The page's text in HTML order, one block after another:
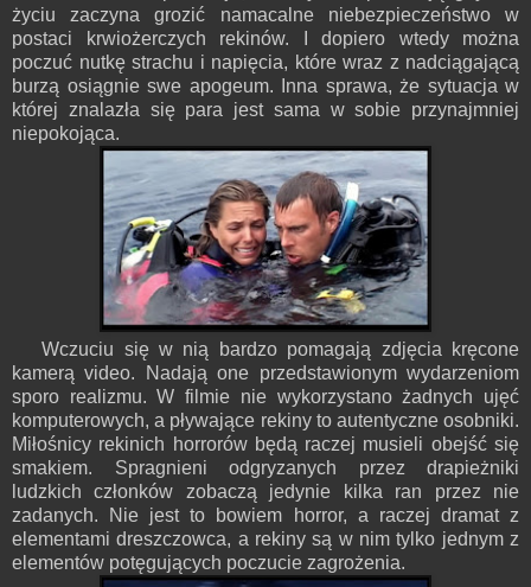
życiu zaczyna grozić namacalne niebezpieczeństwo w
postaci krwiożerczych rekinów. I dopiero wtedy można
poczuć nutkę strachu i napięcia, które wraz z nadciągającą
burzą osiągnie swe apogeum. Inna sprawa, że sytuacja w
której znalazła się para jest sama w sobie przynajmniej
niepokojąca.
Wczuciu się w nią bardzo pomagają zdjęcia kręcone
kamerą video. Nadają one przedstawionym wydarzeniom
sporo realizmu. W filmie nie wykorzystano żadnych ujęć
komputerowych, a pływające rekiny to autentyczne osobniki.
Miłośnicy rekinich horrorów będą raczej musieli obejść się
smakiem. Spragnieni odgryzanych przez drapieżniki
ludzkich członków zobaczą jedynie kilka ran przez nie
zadanych. Nie jest to bowiem horror, a raczej dramat z
elementami dreszczowca, a rekiny są w nim tylko jednym z
elementów potęgujących poczucie zagrożenia.